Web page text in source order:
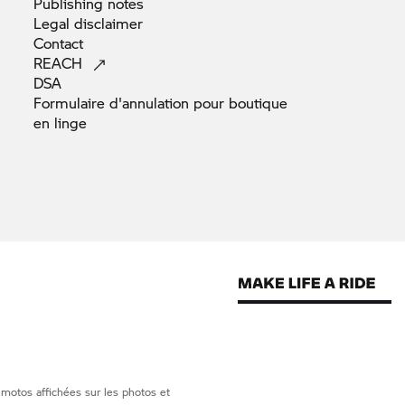
Legal disclaimer
Contact
REACH
DSA
Formulaire d'annulation pour boutique
en linge
affichées sur les photos et